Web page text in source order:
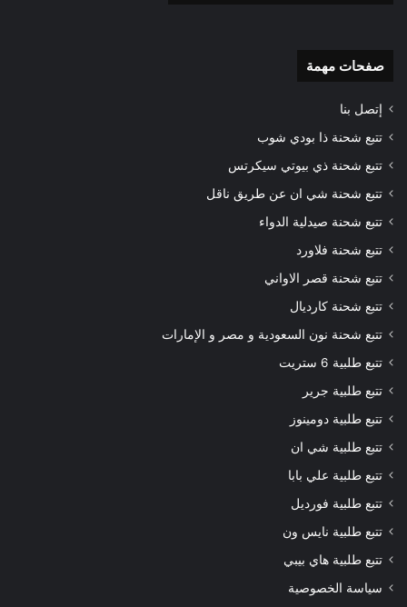
صفحات مهمة
إتصل بنا
تتبع شحنة ذا بودي شوب
تتبع شحنة ذي بيوتي سيكرتس
تتبع شحنة شي ان عن طريق ناقل
تتبع شحنة صيدلية الدواء
تتبع شحنة فلاورد
تتبع شحنة قصر الاواني
تتبع شحنة كارديال
تتبع شحنة نون السعودية و مصر و الإمارات
تتبع طلبية 6 ستريت
تتبع طلبية جرير
تتبع طلبية دومينوز
تتبع طلبية شي ان
تتبع طلبية علي بابا
تتبع طلبية فورديل
تتبع طلبية نايس ون
تتبع طلبية هاي بيبي
سياسة الخصوصية